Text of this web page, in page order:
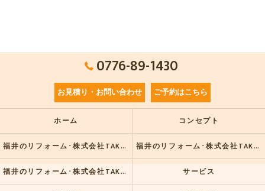
0776-89-1430
お見積り・お問い合わせ ご予約はこちら
ホーム コンセプト
福井のリフォーム･株式会社TAKU建築工房の口コミ情報 福井のリフォーム･株式会社TAKU建築工房の評判
福井のリフォーム･株式会社TAKU建築工房のお客様の声 サービス